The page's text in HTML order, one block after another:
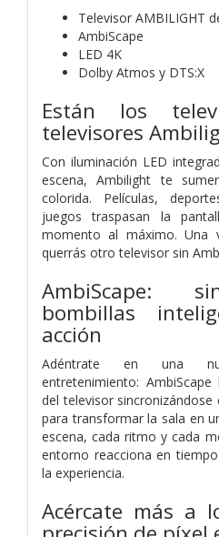
Televisor AMBILIGHT
AmbiScape
LED 4K
Dolby Atmos y DTS:X
Están los
televisores
Con iluminación LED
escena, Ambilight te
colorida. Películas,
juegos traspasan la
momento al máximo. Una
querrás otro televisor sin
AmbiScape:
bombillas
acción
Adéntrate en una
entretenimiento:
del televisor
para transformar la sala en
escena, cada ritmo y cada
entorno reacciona en
la experiencia.
Acércate más a